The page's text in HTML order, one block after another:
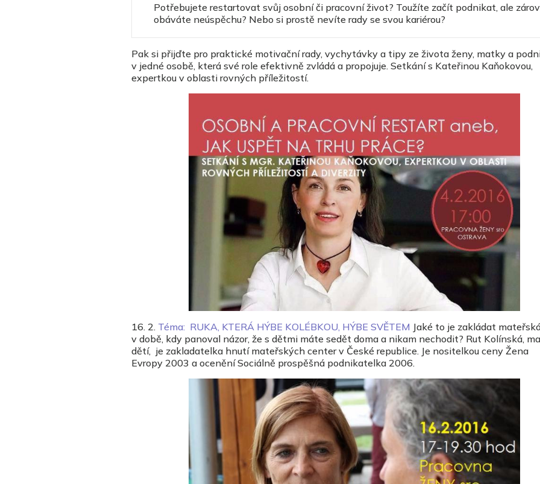
Potřebujete restartovat svůj osobní či pracovní život? Toužíte začít podnikat, ale
obáváte neúspěchu? Nebo si prostě nevíte rady se svou kariérou?
Pak si přijďte pro praktické motivační rady, vychytávky a tipy ze života ženy, matky a
v jedné osobě, která své role efektivně zvládá a propojuje. Setkání s Kateřinou Kaňokovou,
expertkou v oblasti rovných příležitostí.
16. 2. Téma: RUKA, KTERÁ HÝBE KOLÉBKOU, HÝBE SVĚTEM Jaké to je zakládat
v době, kdy panoval názor, že s dětmi máte sedět doma a nikam nechodit? Rut Kolínská,
dětí, je zakladatelka hnutí mateřských center v České republice. Je nositelkou ceny Žena
Evropy 2003 a ocenění Sociálně prospěšná podnikatelka 2006.